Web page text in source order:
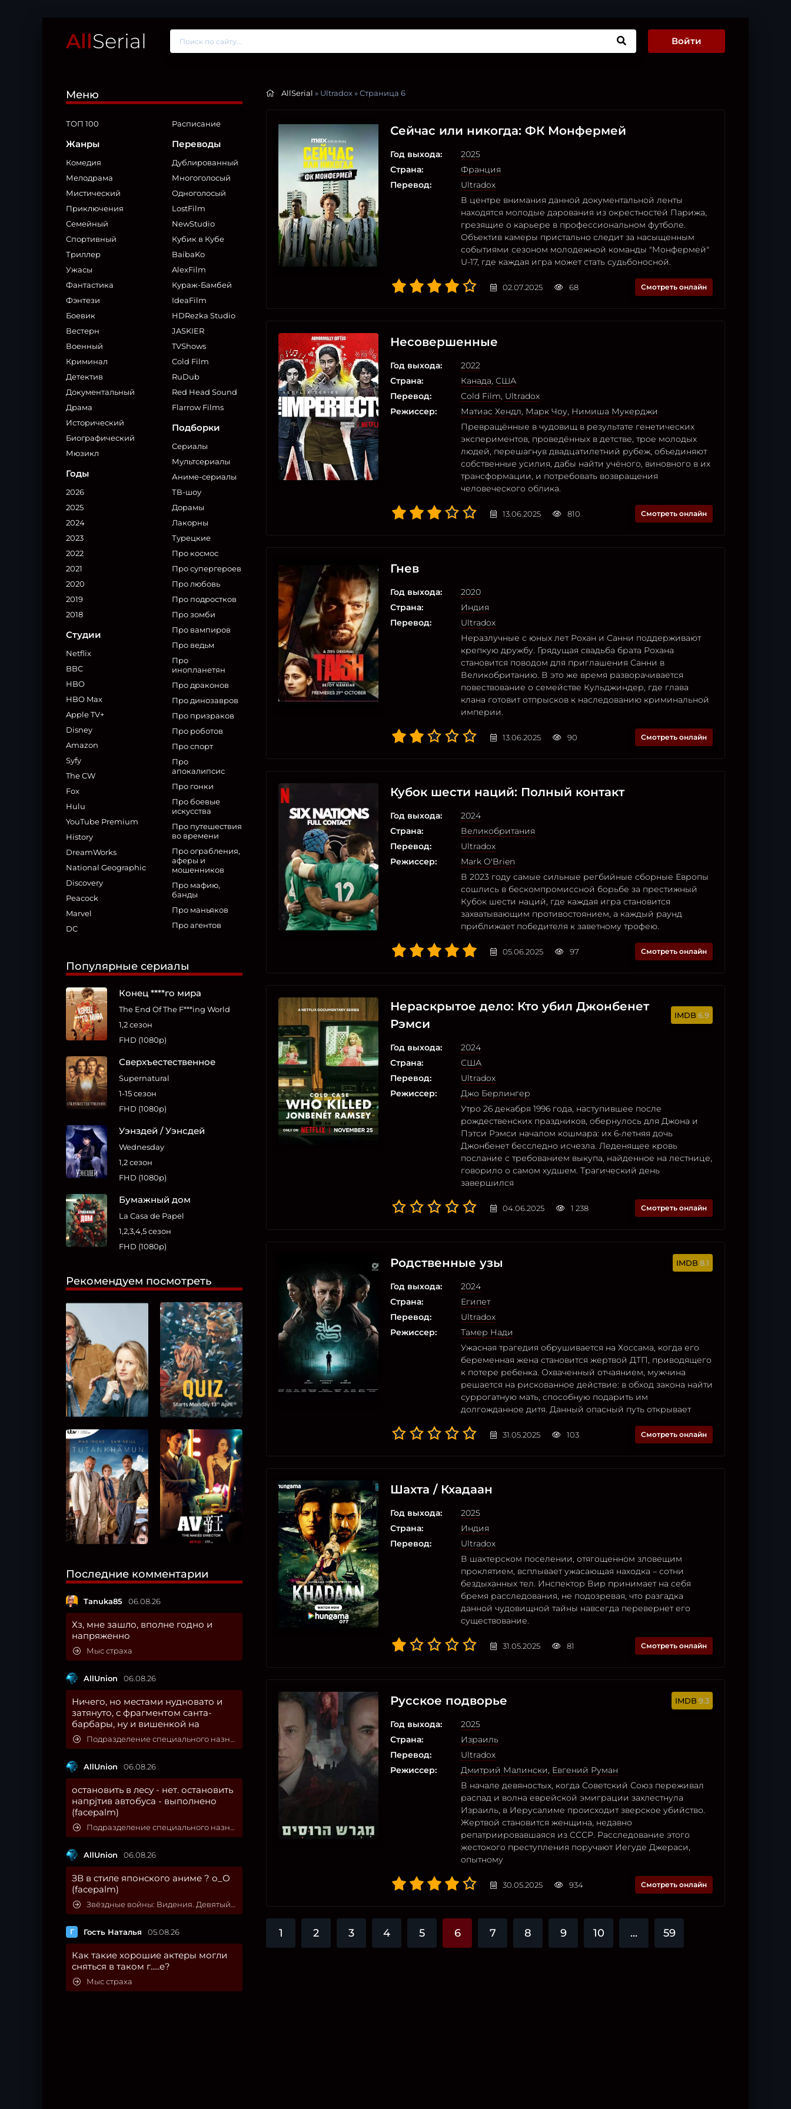
AllSerial Войти
Меню
ТОП 100
Жанры
Комедия
Мелодрама
Мистический
Приключения
Семейный
Спортивный
Триллер
Ужасы
Фантастика
Фэнтези
Боевик
Вестерн
Военный
Криминал
Детектив
Документальный
Драма
Исторический
Биографический
Мюзикл
Годы
2026
2025
2024
2023
2022
2021
2020
2019
2018
Студии
Netflix
BBC
HBO
HBO Max
Apple TV+
Disney
Amazon
Syfy
The CW
Fox
Hulu
YouTube Premium
History
DreamWorks
National Geographic
Discovery
Peacock
Marvel
DC
Расписание
Переводы
Дублированный
Многоголосый
Одноголосый
LostFilm
NewStudio
Кубик в Кубе
BaibaKo
AlexFilm
Кураж-Бамбей
IdeaFilm
HDRezka Studio
JASKIER
TVShows
Cold Film
RuDub
Red Head Sound
Flarrow Films
Подборки
Сериалы
Мультсериалы
Аниме-сериалы
ТВ-шоу
Дорамы
Лакорны
Турецкие
Про космос
Про супергероев
Про любовь
Про подростков
Про зомби
Про вампиров
Про ведьм
Про
инопланетян
Про драконов
Про динозавров
Про призраков
Про роботов
Про спорт
Про
апокалипсис
Про гонки
Про боевые
искусства
Про путешествия
во времени
Про ограбления,
аферы и
мошенников
Про мафию,
банды
Про маньяков
Про агентов
Популярные сериалы
Конец ****го мира
The End Of The F***ing World
1,2 сезон
FHD (1080p)
Сверхъестественное
Supernatural
1-15 сезон
FHD (1080p)
Уэнздей / Уэнсдей
Wednesday
1,2 сезон
FHD (1080p)
Бумажный дом
La Casa de Papel
1,2,3,4,5 сезон
FHD (1080p)
Рекомендуем посмотреть
Последние комментарии
Tanuka85 06.08.26
Хз, мне зашло, вполне годно и
напряженно
Мыс страха
AllUnion 06.08.26
Ничего, но местами нудновато и
затянуто, с фрагментом санта-
барбары, ну и вишенкой на
Подразделение специального назначения
AllUnion 06.08.26
остановить в лесу - нет. остановить
напрjтив автобуса - выполнено
(facepalm)
Подразделение специального назначения
AllUnion 06.08.26
ЗВ в стиле японского аниме ? о_О
(facepalm)
Звёздные войны: Видения. Девятый джедай
Г Гость Наталья 05.08.26
Как такие хорошие актеры могли
сняться в таком г.....е?
Мыс страха
AllSerial » Ultradox » Страница 6
Сейчас или никогда: ФК Монфермей
Год выхода:
2025
Страна:
Франция
Перевод:
Ultradox
В центре внимания данной документальной ленты
находятся молодые дарования из окрестностей Парижа,
грезящие о карьере в профессиональном футболе.
Объектив камеры пристально следит за насыщенным
событиями сезоном молодежной команды "Монфермей"
U-17, где каждая игра может стать судьбоносной.
02.07.2025 68 Смотреть онлайн
Несовершенные
Год выхода:
2022
Страна:
Канада, США
Перевод:
Cold Film, Ultradox
Режиссер:
Матиас Хендл, Марк Чоу, Нимиша Мукерджи
Превращённые в чудовищ в результате генетических
экспериментов, проведённых в детстве, трое молодых
людей, перешагнув двадцатилетний рубеж, объединяют
собственные усилия, дабы найти учёного, виновного в их
трансформации, и потребовать возвращения
человеческого облика.
13.06.2025 810 Смотреть онлайн
Гнев
Год выхода:
2020
Страна:
Индия
Перевод:
Ultradox
Неразлучные с юных лет Рохан и Санни поддерживают
крепкую дружбу. Грядущая свадьба брата Рохана
становится поводом для приглашения Санни в
Великобританию. В это же время разворачивается
повествование о семействе Кульджиндер, где глава
клана готовит отпрысков к наследованию криминальной
империи.
13.06.2025 90 Смотреть онлайн
Кубок шести наций: Полный контакт
Год выхода:
2024
Страна:
Великобритания
Перевод:
Ultradox
Режиссер:
Mark O'Brien
В 2023 году самые сильные регбийные сборные Европы
сошлись в бескомпромиссной борьбе за престижный
Кубок шести наций, где каждая игра становится
захватывающим противостоянием, а каждый раунд
приближает победителя к заветному трофею.
05.06.2025 97 Смотреть онлайн
Нераскрытое дело: Кто убил Джонбенет
Рэмси
6.9
Год выхода:
2024
Страна:
США
Перевод:
Ultradox
Режиссер:
Джо Берлингер
Утро 26 декабря 1996 года, наступившее после
рождественских праздников, обернулось для Джона и
Пэтси Рэмси началом кошмара: их 6-летняя дочь
Джонбенет бесследно исчезла. Леденящее кровь
послание с требованием выкупа, найденное на лестнице,
говорило о самом худшем. Трагический день
завершился
04.06.2025 1 238 Смотреть онлайн
Родственные узы 8.1
Год выхода:
2024
Страна:
Египет
Перевод:
Ultradox
Режиссер:
Тамер Нади
Ужасная трагедия обрушивается на Хоссама, когда его
беременная жена становится жертвой ДТП, приводящего
к потере ребенка. Охваченный отчаянием, мужчина
решается на рискованное действие: в обход закона найти
суррогатную мать, способную подарить им
долгожданное дитя. Данный опасный путь открывает
31.05.2025 103 Смотреть онлайн
Шахта / Кхадаан
Год выхода:
2025
Страна:
Индия
Перевод:
Ultradox
В шахтерском поселении, отягощенном зловещим
проклятием, всплывает ужасающая находка – сотни
бездыханных тел. Инспектор Вир принимает на себя
бремя расследования, не подозревая, что разгадка
данной чудовищной тайны навсегда перевернет его
существование.
31.05.2025 81 Смотреть онлайн
Русское подворье 9.3
Год выхода:
2025
Страна:
Израиль
Перевод:
Ultradox
Режиссер:
Дмитрий Малински, Евгений Руман
В начале девяностых, когда Советский Союз переживал
распад и волна еврейской эмиграции захлестнула
Израиль, в Иерусалиме происходит зверское убийство.
Жертвой становится женщина, недавно
репатриировавшаяся из СССР. Расследование этого
жестокого преступления поручают Иегуде Джераси,
опытному
30.05.2025 934 Смотреть онлайн
1 2 3 4 5 6 7 8 9 10 ... 59